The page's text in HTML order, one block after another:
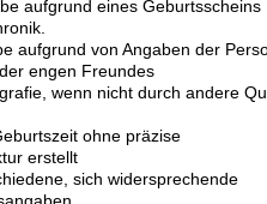
aufgrund eines Geburtsscheins
aufgrund von Angaben der
engen Freundes
wenn nicht durch andere
ohne präzise
erstellt
sich widersprechende